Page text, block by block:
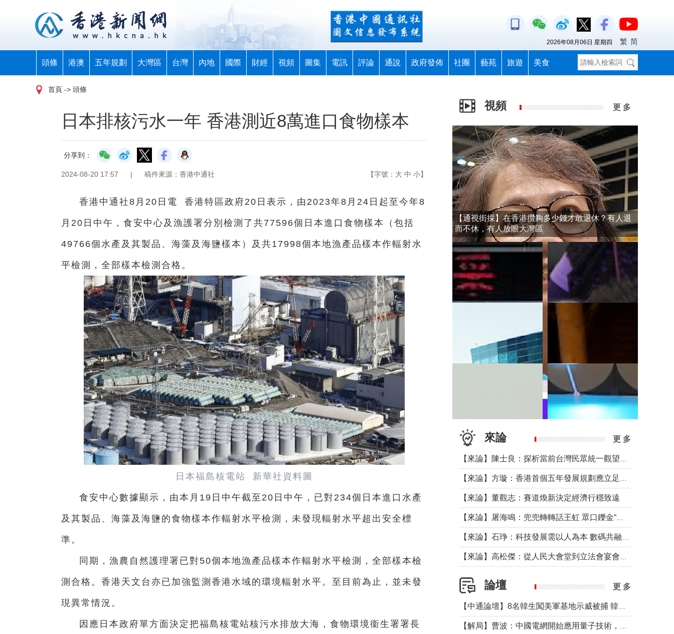
頭條 港澳 五年規劃 大灣區 台灣 內地 國際 財經 視頻 圖集 電訊 評論 通說 政府發佈 社團 藝苑 旅遊 美食
2026年08月06日 星期四 繁 简
首頁 -> 頭條
日本排核污水一年 香港測近8萬進口食物樣本
分享到：
2024-08-20 17:57 | 稿件來源：香港中通社 【字號： 大 中 小】
香港中通社8月20日電 香港特區政府20日表示，由2023年8月24日起至今年8
月20日中午，食安中心及漁護署分別檢測了共77596個日本進口食物樣本（包括
49766個水產及其製品、海藻及海鹽樣本）及共17998個本地漁產品樣本作輻射水
平檢測，全部樣本檢測合格。
日本福島核電站 新華社資料圖
食安中心數據顯示，由本月19日中午截至20日中午，已對234個日本進口水產
及其製品、海藻及海鹽的食物樣本作輻射水平檢測，未發現輻射水平超出安全標
準。
同期，漁農自然護理署已對50個本地漁產品樣本作輻射水平檢測，全部樣本檢
測合格。香港天文台亦已加強監測香港水域的環境輻射水平。至目前為止，並未發
現異常情況。
因應日本政府單方面決定把福島核電站核污水排放大海，食物環境衞生署署長
視頻 更 多
【通視街採】在香港攢夠多少錢才敢退休？有人退
而不休，有人放眼大灣區
來論 更 多
【來論】董觀志：賽道煥新決定經濟行穩致遠
論壇 更 多